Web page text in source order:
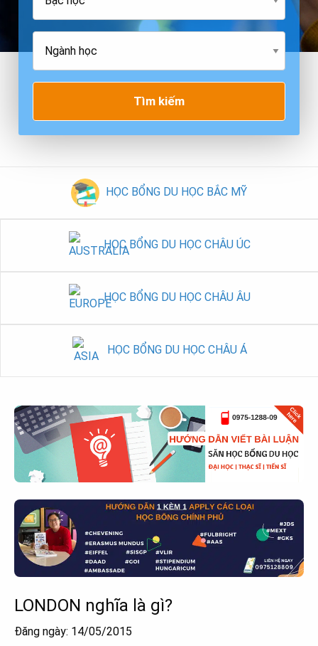
Tìm kiếm
HỌC BỔNG DU HỌC BẮC MỸ
HỌC BỔNG DU HỌC CHÂU ÚC
HỌC BỔNG DU HỌC CHÂU ÂU
HỌC BỔNG DU HỌC CHÂU Á
LONDON nghĩa là gì?
Đăng ngày: 14/05/2015